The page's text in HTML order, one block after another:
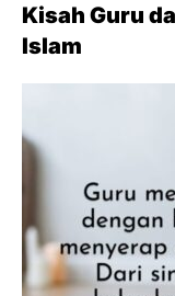
Kisah Guru
Islam